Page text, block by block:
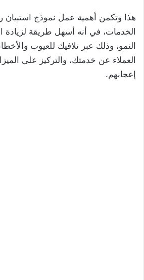
هذا وتكمن أهمية عمل نموذج استبيان
الخدمات، في أنه أسهل طريقة لزيادة
النمو، وذلك عبر تلافيك للعيوب
العملاء عن خدمتك، والتركيز على
إعجابهم.